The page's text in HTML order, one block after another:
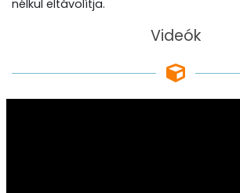
nélkül eltávolítja.
Videók